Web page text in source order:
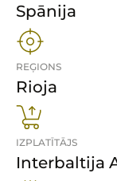
Spānija
REĢIONS
Rioja
IZPLATĪTĀJS
Interbaltija